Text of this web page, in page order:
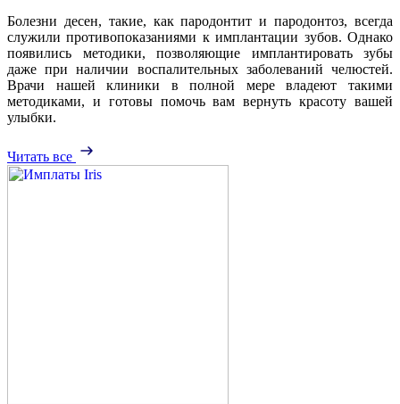
Болезни десен, такие, как пародонтит и пародонтоз, всегда
служили противопоказаниями к имплантации зубов. Однако
появились методики, позволяющие имплантировать зубы
даже при наличии воспалительных заболеваний челюстей.
Врачи нашей клиники в полной мере владеют такими
методиками, и готовы помочь вам вернуть красоту вашей
улыбки.
Читать все